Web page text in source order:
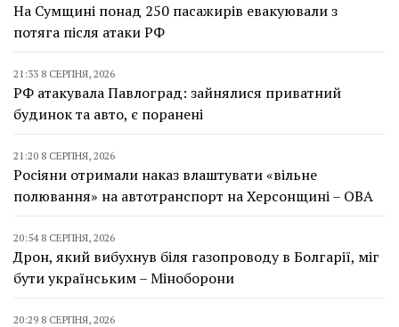
На Сумщині понад 250 пасажирів евакуювали з
потяга після атаки РФ
21:33 8 СЕРПНЯ, 2026
РФ атакувала Павлоград: зайнялися приватний
будинок та авто, є поранені
21:20 8 СЕРПНЯ, 2026
Росіяни отримали наказ влаштувати «вільне
полювання» на автотранспорт на Херсонщині – ОВА
20:54 8 СЕРПНЯ, 2026
Дрон, який вибухнув біля газопроводу в Болгарії, міг
бути українським – Міноборони
20:29 8 СЕРПНЯ, 2026